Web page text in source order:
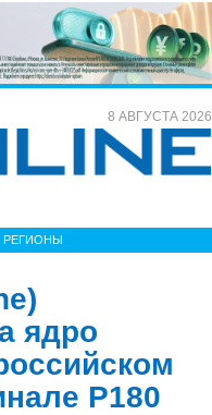
8 АВГУСТА 2026
РЕГИОНЫ
ядро
Р180